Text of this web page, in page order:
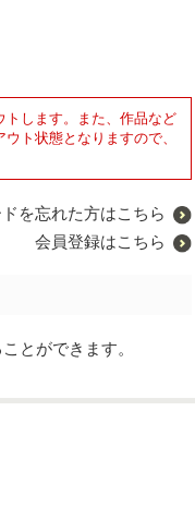
トします。また、作品など
ト状態となりますので、
を忘れた方はこちら
会員登録はこちら
とができます。